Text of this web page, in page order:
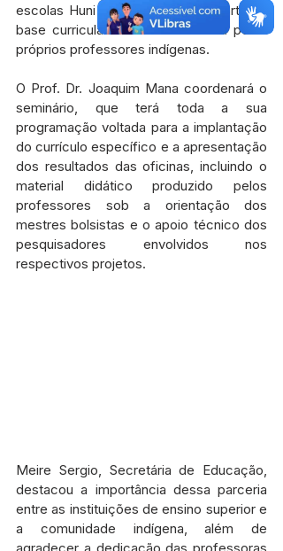
escolas Huni Kuin de Jordão, a partir da
base curricular comum elaborada pelos
próprios professores indígenas.
O Prof. Dr. Joaquim Mana coordenará o
seminário, que terá toda a sua
programação voltada para a implantação
do currículo específico e a apresentação
dos resultados das oficinas, incluindo o
material didático produzido pelos
professores sob a orientação dos
mestres bolsistas e o apoio técnico dos
pesquisadores envolvidos nos
respectivos projetos.
Meire Sergio, Secretária de Educação,
destacou a importância dessa parceria
entre as instituições de ensino superior e
a comunidade indígena, além de